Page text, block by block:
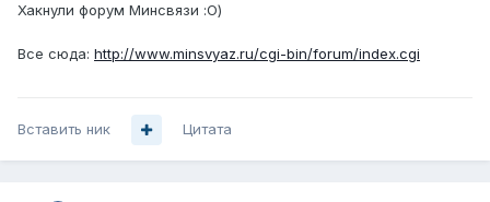
Хакнули форум Минсвязи :О)
Все сюда: http://www.minsvyaz.ru/cgi-bin/forum/index.cgi
Вставить ник Цитата